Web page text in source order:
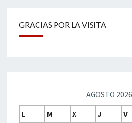
GRACIAS POR LA VISITA
AGOSTO 2026
L
M X J V